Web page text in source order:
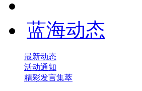
蓝海动态
最新动态
活动通知
精彩发言集萃